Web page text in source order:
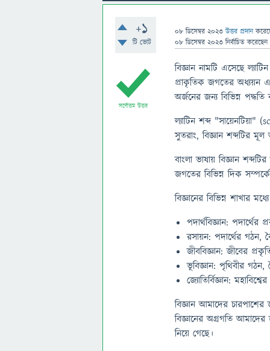
+1
টি ভোট
08 ডিসেম্বর 2023 উত্তর প্রদান
08 ডিসেম্বর 2023 নির্বাচিত করেছেন
সর্বোত্তম উত্তর
বিজ্ঞান নামটি এসেছে
প্রাকৃতিক জগতের অধ্যয়ন
অর্জনের জন্য বিভিন্ন পদ্ধতি
ল্যাটিন শব্দ
সুতরাং, বিজ্ঞান শব্দটির
বাংলা ভাষায় বিজ্ঞান
জগতের বিভিন্ন দিক
বিজ্ঞানের বিভিন্ন শাখার
পদার্থবিজ্ঞান:
রসায়ন: পদার্থের গঠন,
জীববিজ্ঞান: জীবের
ভূবিজ্ঞান: পৃথিবীর গঠন,
জ্যোতির্বিজ্ঞান:
বিজ্ঞান আমাদের
বিজ্ঞানের অগ্রগতি
নিয়ে গেছে।